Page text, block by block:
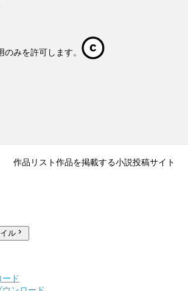
みを許可します。
作品リスト作品を掲載する小説投稿サイト
ル
ド